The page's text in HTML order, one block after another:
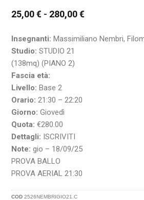
25,00€ - 280,00€
Insegnanti: Massimiliano Nembri,
Studio: STUDIO 21
(138mq) (PIANO 2)
Fascia età:
Livello: Base 2
Orario: 21:30 – 22:20
Giorno: Giovedì
Quota: €280.00
Dettagli: ISCRIVITI
Note: gio – 18/09/25
PROVA BALLO
PROVA AERIAL 21:30
COD2526NEMBRIGIO21.C